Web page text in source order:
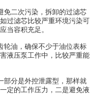
二次污染，拆卸的过滤芯
过滤芯比较严重环境污染可
当容积充足。
油，确保不少于油位表标
液压泵工作中，比较严重能
分是外控泄露型，那样就
定的工作压力，二是避免液